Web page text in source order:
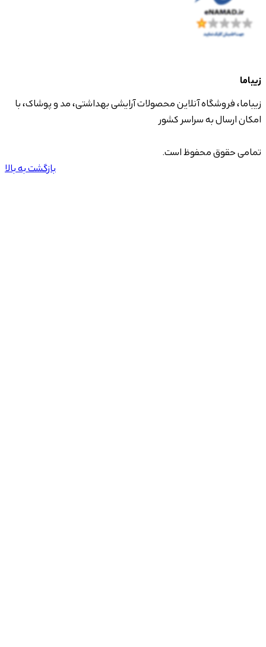
زیباما
زیباما، فروشگاه آنلاین محصولات آرایشی بهداشتی، مد و پوشاک، با
امکان ارسال به سراسر کشور
تمامی حقوق محفوظ است.
بازگشت به بالا